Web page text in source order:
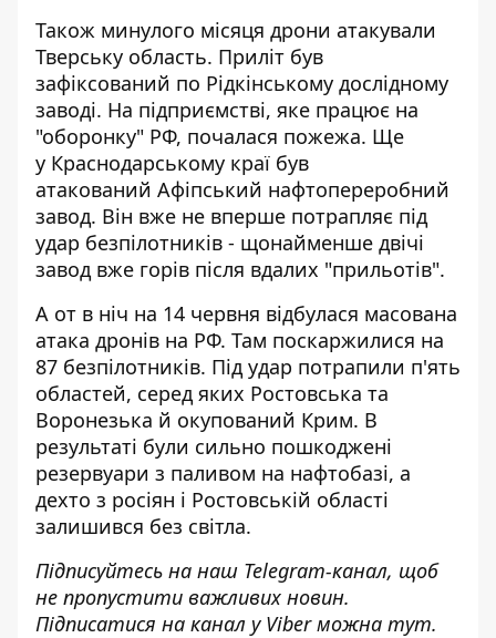
Також минулого місяця дрони атакували
Тверську область. Приліт був
зафіксований по Рідкінському дослідному
заводі. На підприємстві, яке працює на
"оборонку" РФ, почалася пожежа. Ще
у Краснодарському краї був
атакований Афіпський нафтопереробний
завод. Він вже не вперше потрапляє під
удар безпілотників - щонайменше двічі
завод вже горів після вдалих "прильотів".
А от в ніч на 14 червня відбулася масована
атака дронів на РФ. Там поскаржилися на
87 безпілотників. Під удар потрапили п'ять
областей, серед яких Ростовська та
Воронезька й окупований Крим. В
результаті були сильно пошкоджені
резервуари з паливом на нафтобазі, а
дехто з росіян і Ростовській області
залишився без світла.
Підписуйтесь на наш Telegram-канал, щоб
не пропустити важливих новин.
Підписатися на канал у Viber можна тут.